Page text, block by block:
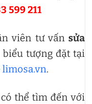
599 211
viên tư vấnsửa
tượng đặt tại
limosa.vn.
thể tìm đến với